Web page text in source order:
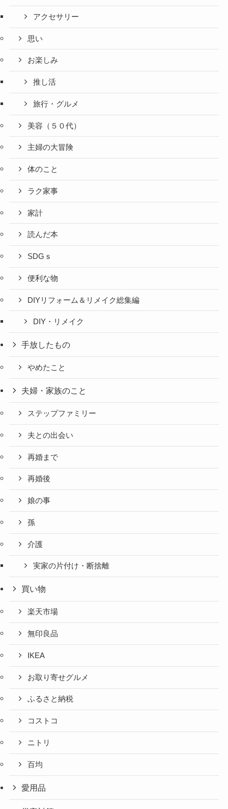
アクセサリー
思い
お楽しみ
推し活
旅行・グルメ
美容（５０代）
主婦の大冒険
体のこと
ラク家事
家計
読んだ本
SDGｓ
便利な物
DIYリフォーム＆リメイク総集編
DIY・リメイク
手放したもの
やめたこと
夫婦・家族のこと
ステップファミリー
夫との出会い
再婚まで
再婚後
娘の事
孫
介護
実家の片付け・断捨離
買い物
楽天市場
無印良品
IKEA
お取り寄せグルメ
ふるさと納税
コストコ
ニトリ
百均
愛用品